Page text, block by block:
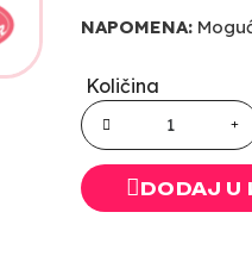
NAPOMENA:
Količina
DODAJ U